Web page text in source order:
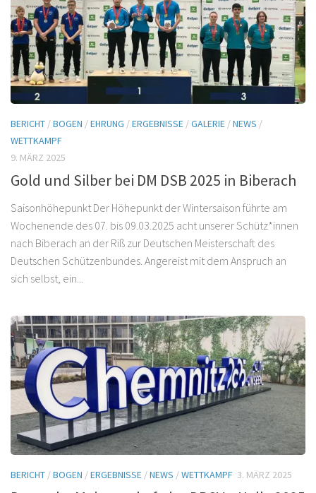
BERICHT /BOGEN /EHRUNG /ERGEBNISSE /GALERIE /NEWS /
WETTKAMPF
9. MÄRZ 2025
Gold und Silber bei DM DSB 2025 in Biberach
Saisonhöhepunkt Der Höhepunkt der Wintersaison führte am
Wochenende des 07. bis 09.03.2025 acht unserer Schütz*innen
nach Biberach an der Riß zur Deutschen Meisterschaft des
Deutschen Schützenbundes. Angereist mit dem Anspruch an
sich selbst, ein...
BERICHT /BOGEN /ERGEBNISSE /NEWS /WETTKAMPF 3. MÄRZ 2025